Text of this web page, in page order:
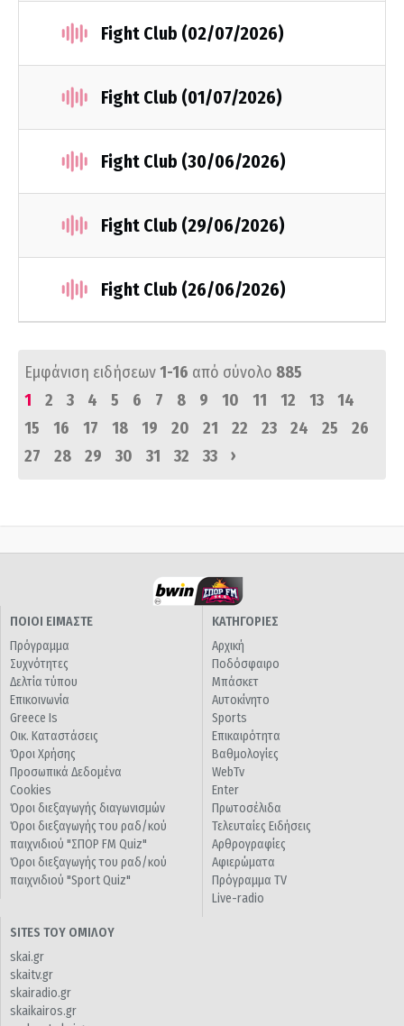
Fight Club (02/07/2026)
Fight Club (01/07/2026)
Fight Club (30/06/2026)
Fight Club (29/06/2026)
Fight Club (26/06/2026)
Εμφάνιση ειδήσεων1-16 από σύνολο 885
1
2 3 4 5 6 7 8 9 10 11 12 13
14
15
16 17 18 19 20 21 22 23 24 25
26
27
28 29 30 31 32 33 ›
ΠΟΙΟΙ ΕΙΜΑΣΤΕ
Πρόγραμμα
Συχνότητες
Δελτία τύπου
Επικοινωνία
Greece Is
Οικ. Καταστάσεις
Όροι Χρήσης
Προσωπικά Δεδομένα
Cookies
Όροι διεξαγωγής διαγωνισμών
Όροι διεξαγωγής του ραδ/κού
παιχνιδιού "ΣΠΟΡ FM Quiz"
Όροι διεξαγωγής του ραδ/κού
παιχνιδιού "Sport Quiz"
ΚΑΤΗΓΟΡΙΕΣ
Αρχική
Ποδόσφαιρο
Μπάσκετ
Αυτοκίνητο
Sports
Επικαιρότητα
Βαθμολογίες
WebTv
Enter
Πρωτοσέλιδα
Τελευταίες Ειδήσεις
Αρθρογραφίες
Αφιερώματα
Πρόγραμμα TV
Live-radio
SITES ΤΟΥ ΟΜΙΛΟΥ
skai.gr
skaitv.gr
skairadio.gr
skaikairos.gr